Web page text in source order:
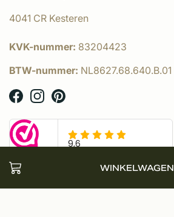
WINKELWAGEN
4041 CR Kesteren
KVK-nummer: 83204423
BTW-nummer: NL8627.68.640.B.01